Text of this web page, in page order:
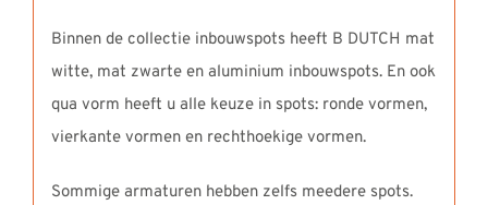
Binnen de collectie inbouwspots heeft B DUTCH mat
witte, mat zwarte en aluminium inbouwspots. En ook
qua vorm heeft u alle keuze in spots: ronde vormen,
vierkante vormen en rechthoekige vormen.
Sommige armaturen hebben zelfs meedere spots.